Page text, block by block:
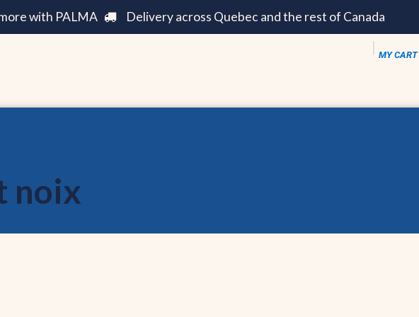
with PALMA Delivery across Quebec and the rest of Canada
MY CART
noix